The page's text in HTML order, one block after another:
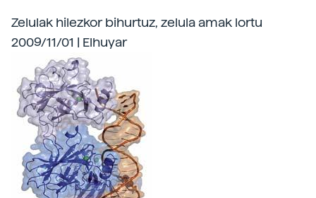
Zelulak hilezkor bihurtuz, zelula amak lortu
2009/11/01 | Elhuyar